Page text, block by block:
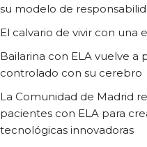
su modelo de
El calvario de vivir con una
Bailarina con ELA vuelve a
controlado con su cerebro
La Comunidad de Madrid
pacientes con ELA para
tecnológicas innovadoras